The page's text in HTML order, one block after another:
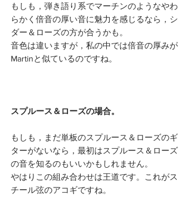
もしも，弾き語り系でマーチンのようなやわ
らかく倍音の厚い音に魅力を感じるなら，シ
ダー＆ローズの方が合うかも。
音色は違いますが，私の中では倍音の厚みが
Martinと似ているのですね。
スプルース＆ローズの場合。
もしも，まだ単板のスプルース＆ローズのギ
ターがないなら，最初はスプルース＆ローズ
の音を知るのもいいかもしれません。
やはりこの組み合わせは王道です。これがス
チール弦のアコギですね。